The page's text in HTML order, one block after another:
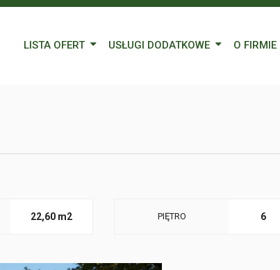
LISTA OFERT USŁUGI DODATKOWE O FIRMIE
22,60 m2 PIĘTRO 6